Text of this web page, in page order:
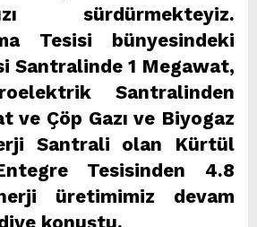
sürdürmekteyiz.
Tesisi bünyesindeki
Santralinde 1 Megawat,
Santralinden
ve Çöp Gazı ve Biyogaz
Santrali olan Kürtül
Tesisinden 4.8
üretimimiz devam
konuştu.